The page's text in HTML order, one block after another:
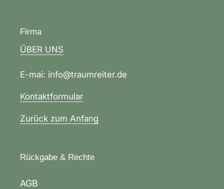
Firma
ÜBER UNS
E-mai: info@traumreiter.de
Kontaktformular
Zurück zum Anfang
Rückgabe & Rechte
AGB